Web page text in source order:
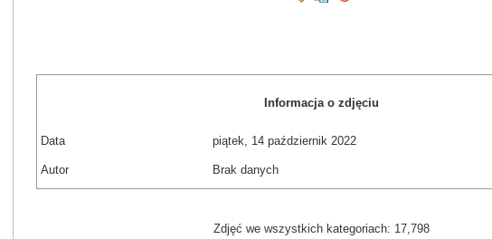
Informacja o zdjęciu
Data piątek, 14 październik 2022
Autor Brak danych
Zdjęć we wszystkich kategoriach: 17,798